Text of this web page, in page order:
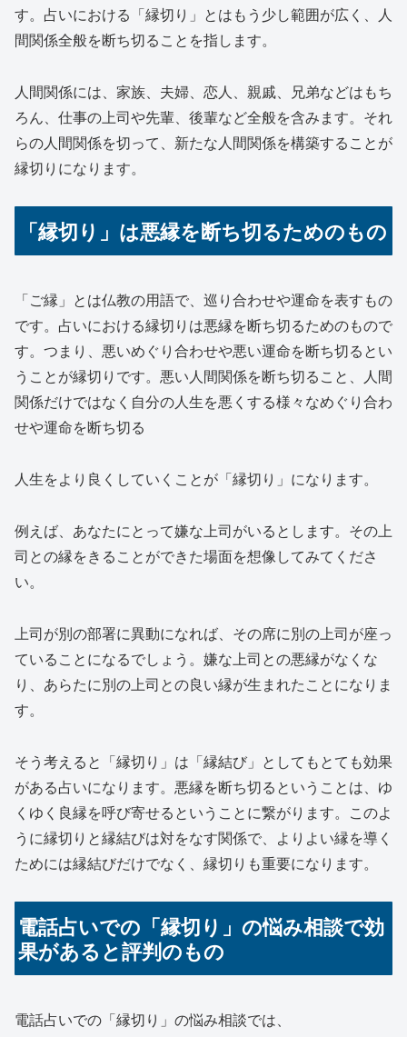
す。占いにおける「縁切り」とはもう少し範囲が広く、人
間関係全般を断ち切ることを指します。
人間関係には、家族、夫婦、恋人、親戚、兄弟などはもち
ろん、仕事の上司や先輩、後輩など全般を含みます。それ
らの人間関係を切って、新たな人間関係を構築することが
縁切りになります。
「縁切り」は悪縁を断ち切るためのもの
「ご縁」とは仏教の用語で、巡り合わせや運命を表すもの
です。占いにおける縁切りは悪縁を断ち切るためのもので
す。つまり、悪いめぐり合わせや悪い運命を断ち切るとい
うことが縁切りです。悪い人間関係を断ち切ること、人間
関係だけではなく自分の人生を悪くする様々なめぐり合わ
せや運命を断ち切る
人生をより良くしていくことが「縁切り」になります。
例えば、あなたにとって嫌な上司がいるとします。その上
司との縁をきることができた場面を想像してみてくださ
い。
上司が別の部署に異動になれば、その席に別の上司が座っ
ていることになるでしょう。嫌な上司との悪縁がなくな
り、あらたに別の上司との良い縁が生まれたことになりま
す。
そう考えると「縁切り」は「縁結び」としてもとても効果
がある占いになります。悪縁を断ち切るということは、ゆ
くゆく良縁を呼び寄せるということに繋がります。このよ
うに縁切りと縁結びは対をなす関係で、よりよい縁を導く
ためには縁結びだけでなく、縁切りも重要になります。
電話占いでの「縁切り」の悩み相談で効
果があると評判のもの
電話占いでの「縁切り」の悩み相談では、